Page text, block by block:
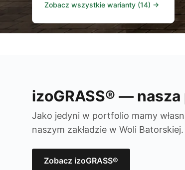
Zobacz wszystkie warianty (14) →
izoGRASS® —
Jako jedyni w portfolio mamy
naszym zakładzie w Woli
Zobacz izoGRASS®